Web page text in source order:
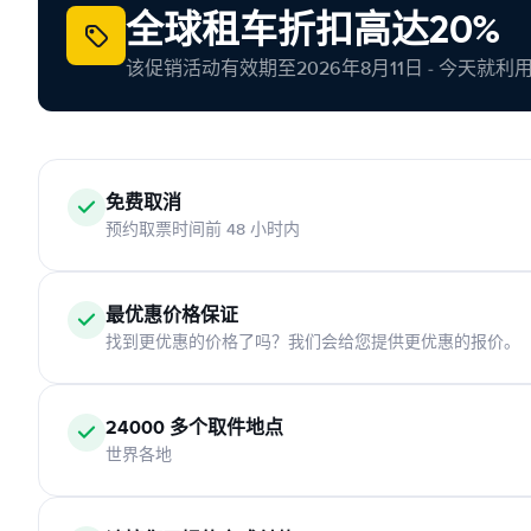
全球租车折扣高达20%
该促销活动有效期至2026年8月11日 - 今天就利用
免费取消
预约取票时间前 48 小时内
最优惠价格保证
找到更优惠的价格了吗？我们会给您提供更优惠的报价。
24000 多个取件地点
世界各地